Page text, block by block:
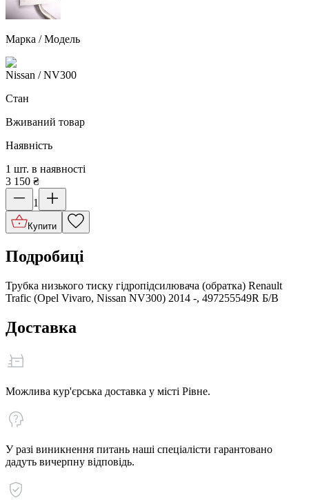
Марка / Модель
Nissan / NV300
Стан
Вживаний товар
Наявність
1 шт. в наявності
3 150 ₴
1
Купити
Подробиці
Трубка низького тиску гідропідсилювача (обратка) Renault
Trafic (Opel Vivaro, Nissan NV300) 2014 -, 497255549R Б/В
Доставка
Можлива кур'єрська доставка у місті Рівне.
У разі виникнення питань наші спеціалісти гарантовано
дадуть вичерпну відповідь.